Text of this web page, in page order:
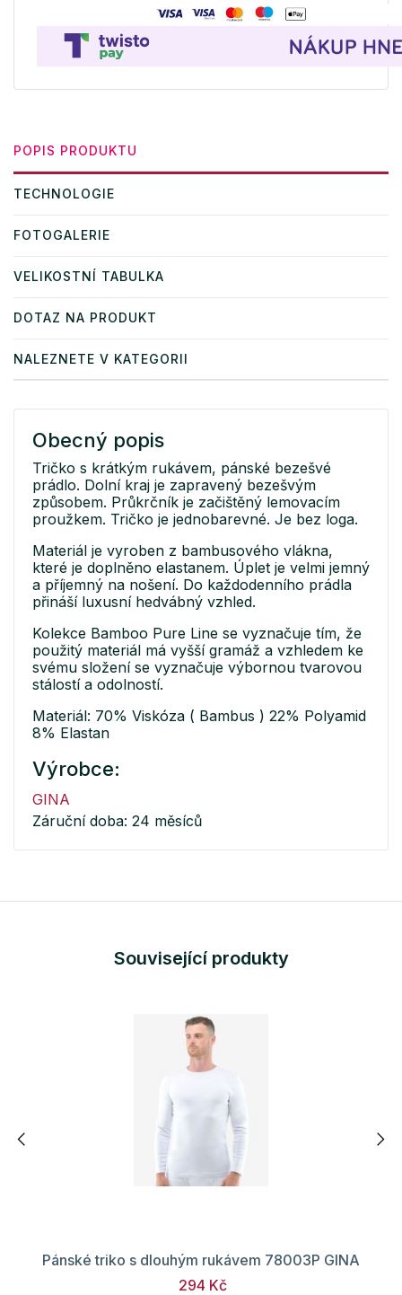
POPIS PRODUKTU
TECHNOLOGIE
FOTOGALERIE
VELIKOSTNÍ TABULKA
DOTAZ NA PRODUKT
NALEZNETE V KATEGORII
Obecný popis
Tričko s krátkým rukávem, pánské bezešvé
prádlo. Dolní kraj je zapravený bezešvým
způsobem. Průkrčník je začištěný lemovacím
proužkem. Tričko je jednobarevné. Je bez loga.
Materiál je vyroben z bambusového vlákna,
které je doplněno elastanem. Úplet je velmi jemný
a příjemný na nošení. Do každodenního prádla
přináší luxusní hedvábný vzhled.
Kolekce Bamboo Pure Line se vyznačuje tím, že
použitý materiál má vyšší gramáž a vzhledem ke
svému složení se vyznačuje výbornou tvarovou
stálostí a odolností.
Materiál: 70% Viskóza ( Bambus ) 22% Polyamid
8% Elastan
Výrobce:
GINA
Záruční doba: 24 měsíců
Související produkty
Pánské triko s dlouhým rukávem 78003P GINA
294 Kč